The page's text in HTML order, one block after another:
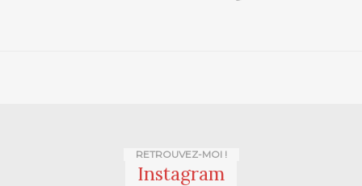
RETROUVEZ-MOI !
Instagram